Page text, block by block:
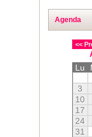
Agenda
<<
Lu
3
10
17
24
31